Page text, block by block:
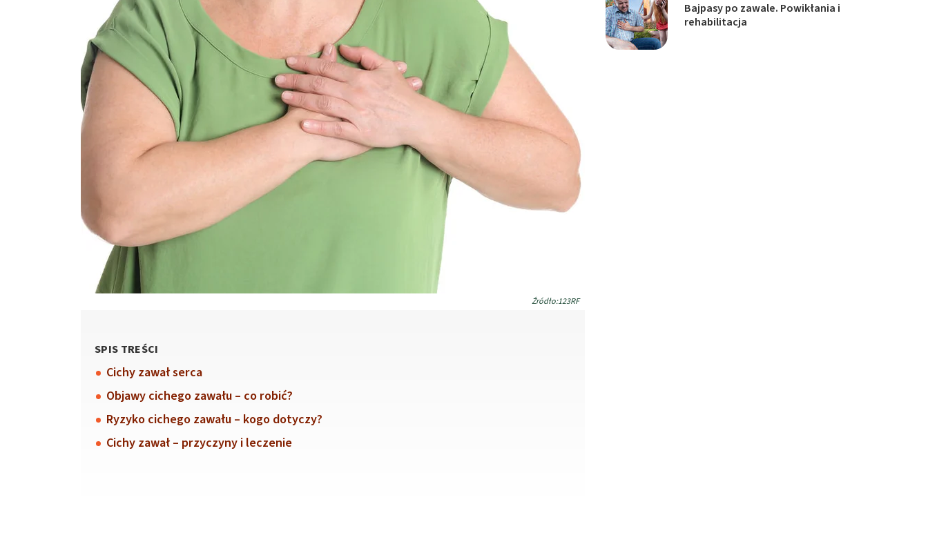
Źródło:123RF
SPIS TREŚCI
Cichy zawał serca
Objawy cichego zawału – co robić?
Ryzyko cichego zawału – kogo dotyczy?
Cichy zawał – przyczyny i leczenie
Bajpasy po zawale. Powikłania i
rehabilitacja